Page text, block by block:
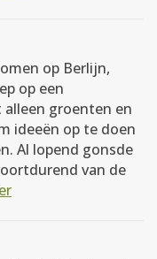
op Berlijn,
op een
groenten en
ideeën op te doen
Al lopend gonsde
van de